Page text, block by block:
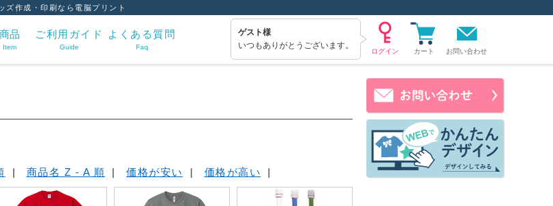
ズ作成・印刷なら電脳プリント
商品
Item
ご利用ガイド
Guide
よくある質問
Faq
お問い合わせ
ゲスト様
いつもありがとうございます。
| 商品名 Z - A 順 | 価格が安い | 価格が高い |